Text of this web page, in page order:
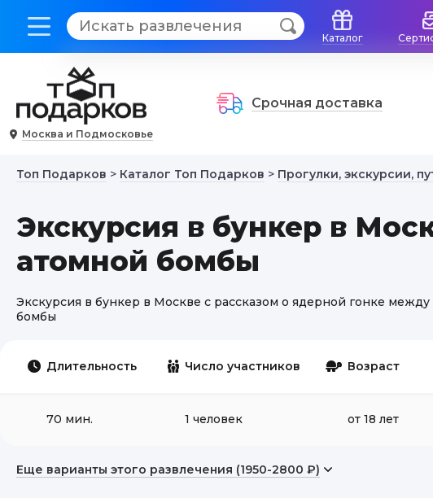
Каталог
Москва и Подмосковье
Срочная доставка
Топ Подарков > Каталог Топ Подарков > Прогулки, экскурсии,
Экскурсия в бункер в
атомной бомбы
Экскурсия в бункер в Москве с рассказом о ядерной гонке
бомбы
Длительность Число участников Возраст
70 мин. 1 человек от 18 лет
Еще варианты этого развлечения (1950-2800 ₽)